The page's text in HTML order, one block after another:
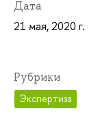
Дата
21 мая, 2020 г.
Рубрики
Экспертиза